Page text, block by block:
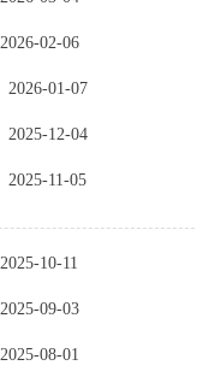
回应关切
投资项目
2026-02-06
2026-01-07
2025-12-04
2025-11-05
2025-10-11
2025-09-03
2025-08-01